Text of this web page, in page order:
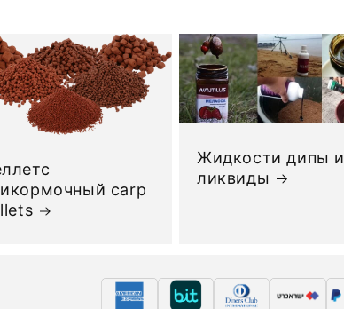
carp
Жидкости дипы и
ликвиды